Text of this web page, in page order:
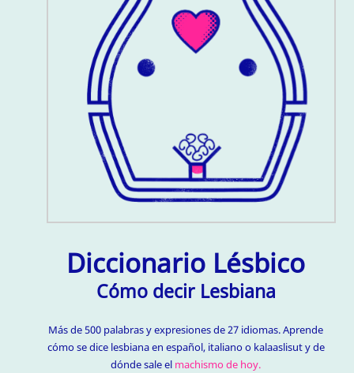
Diccionario Lésbico
Cómo decir Lesbiana
Más de 500 palabras y expresiones de 27 idiomas. Aprende
cómo se dice lesbiana en español, italiano o kalaaslisut y de
dónde sale el machismo de hoy.